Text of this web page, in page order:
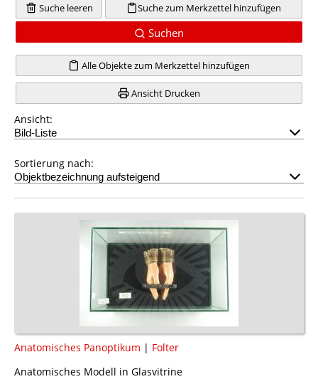
Suche leeren Suche zum Merkzettel hinzufügen
Suchen
Alle Objekte zum Merkzettel hinzufügen
Ansicht Drucken
Ansicht:
Sortierung nach:
Anatomisches Panoptikum | Folter
Anatomisches Modell in Glasvitrine